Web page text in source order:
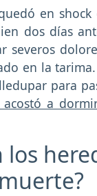
en
dos días
severos
en la
para
acostó a